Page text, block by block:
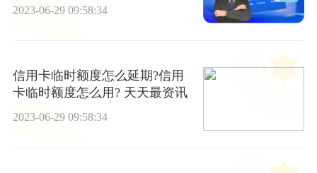
2023-06-29 09:58:34
信用卡临时额度怎么延期?信用
卡临时额度怎么用? 天天最资讯
2023-06-29 09:58:34